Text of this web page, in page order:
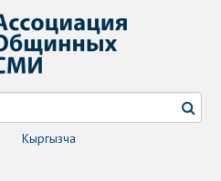
Кыргызча